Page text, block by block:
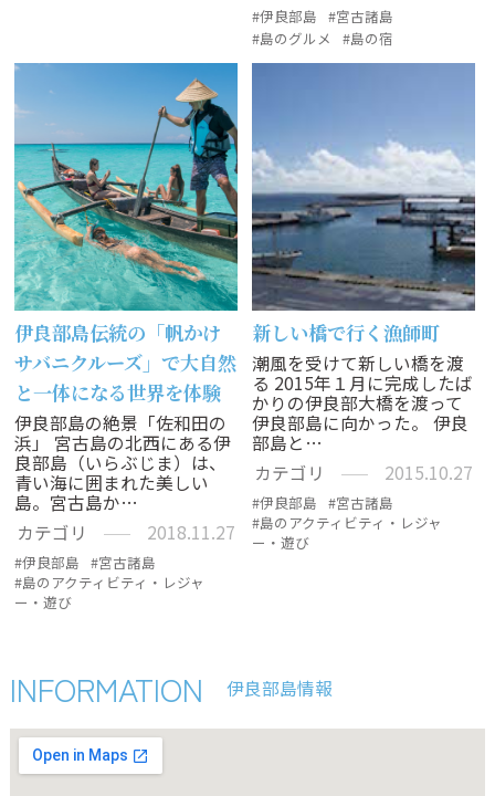
伊良部島
宮古諸島
島のグルメ
島の宿
伊良部島伝統の「帆かけ
サバニクルーズ」で大自然
と一体になる世界を体験
伊良部島の絶景「佐和田の
浜」 宮古島の北西にある伊
良部島（いらぶじま）は、
青い海に囲まれた美しい
島。宮古島か…
カテゴリ
2018.11.27
伊良部島
宮古諸島
島のアクティビティ・レジャ
ー・遊び
新しい橋で行く漁師町
潮風を受けて新しい橋を渡
る 2015年１月に完成したば
かりの伊良部大橋を渡って
伊良部島に向かった。 伊良
部島と…
カテゴリ
2015.10.27
伊良部島
宮古諸島
島のアクティビティ・レジャ
ー・遊び
INFORMATION 伊良部島情報